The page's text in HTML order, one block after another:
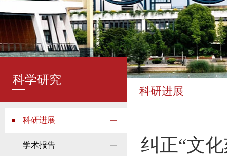
科学研究
科研进展
学术报告
科研进展
纠正“文